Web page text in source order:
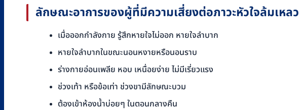
ลักษณะอาการของผู้ที่มีความเสี่ยงต่อภาวะหัวใจล้มเหลว
เมื่อออกกำลังกาย รู้สึกหายใจไม่ออก หายใจลำบาก
หายใจลำบากในขณะนอนหงายหรือนอนราบ
ร่างกายอ่อนเพลีย หอบ เหนื่อยง่าย ไม่มีเรี่ยวแรง
ช่วงเท้า หรือข้อเท่า ช่วงขามีลักษณะบวม
ต้องเข้าห้องน้ำบ่อยๆ ในตอนกลางคืน